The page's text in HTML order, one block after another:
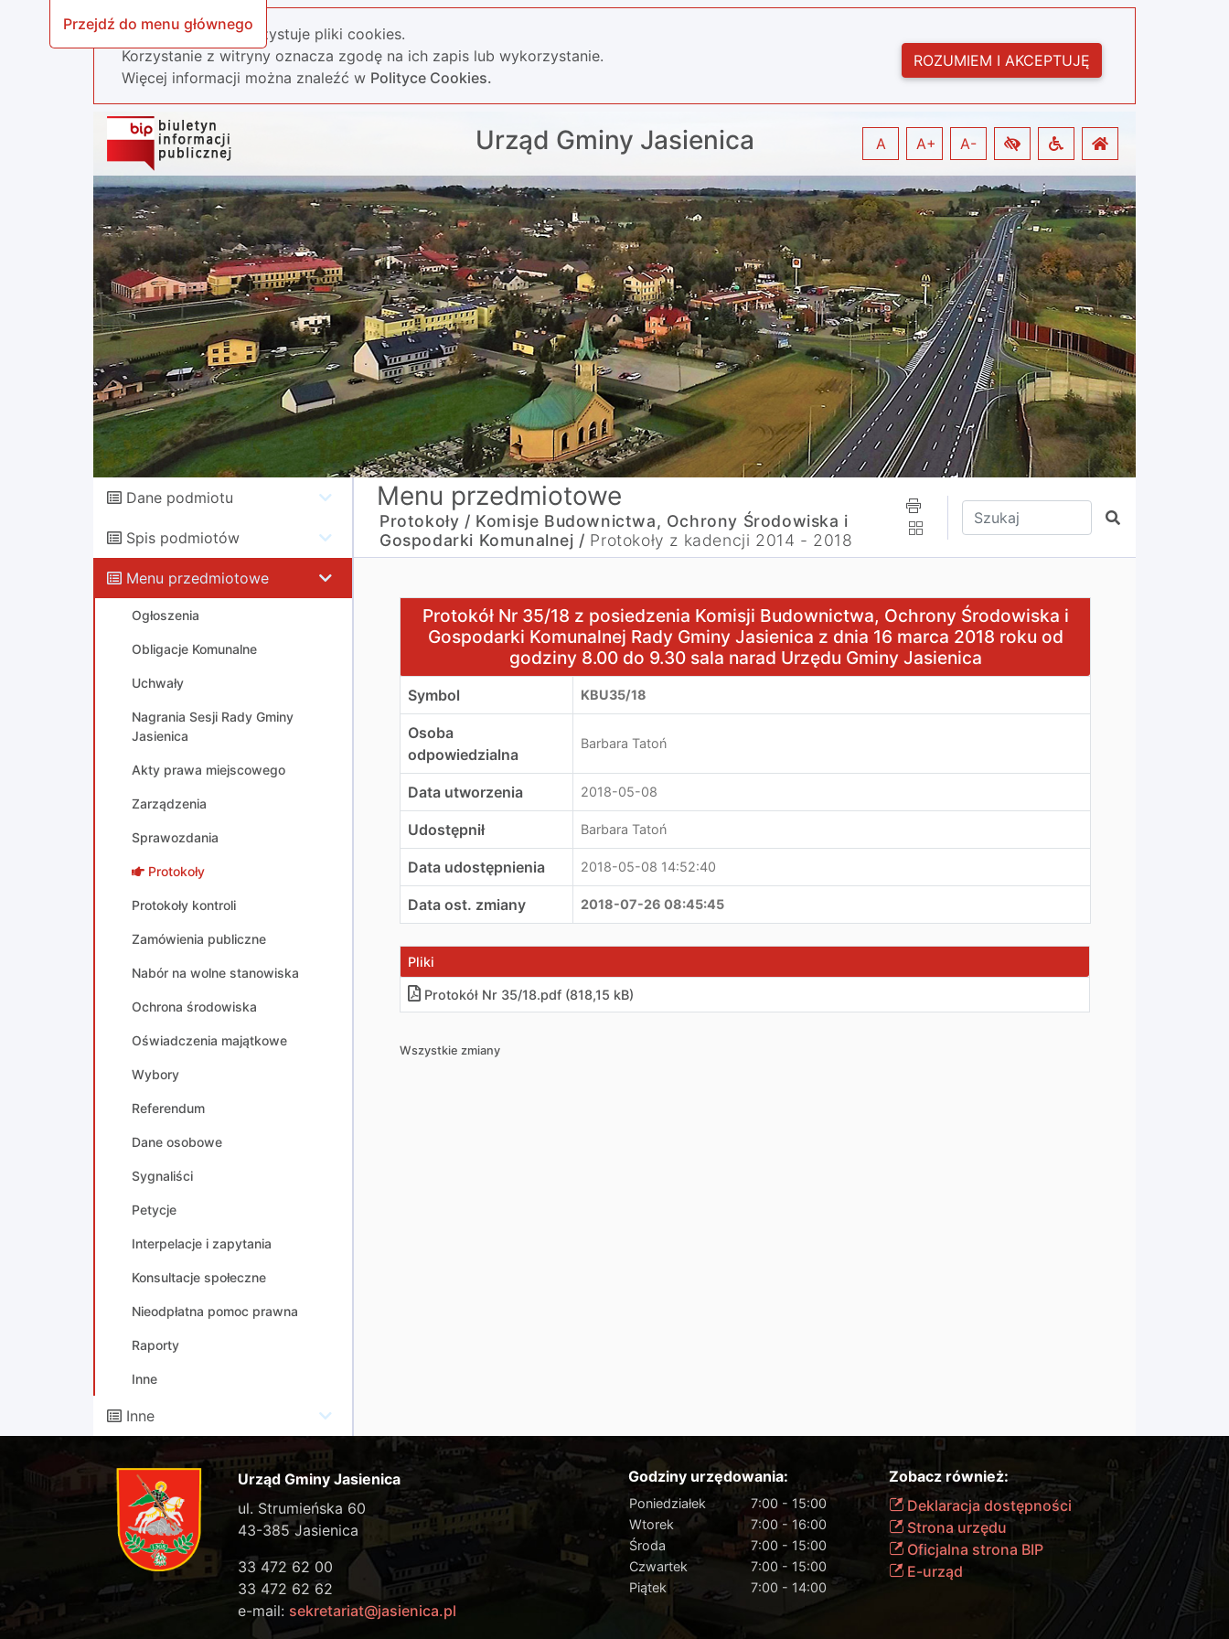
Przejdź do menu głównego
Nasza strona wykorzystuje pliki cookies.
Korzystanie z witryny oznacza zgodę na ich zapis lub wykorzystanie.
Więcej informacji można znaleźć w Polityce Cookies.
ROZUMIEM I AKCEPTUJĘ
Urząd Gminy Jasienica A A+ A-
Dane podmiotu
Spis podmiotów
Menu przedmiotowe
Ogłoszenia
Obligacje Komunalne
Uchwały
Nagrania Sesji Rady Gminy
Jasienica
Akty prawa miejscowego
Zarządzenia
Sprawozdania
Protokoły
Protokoły kontroli
Zamówienia publiczne
Nabór na wolne stanowiska
Ochrona środowiska
Oświadczenia majątkowe
Wybory
Referendum
Dane osobowe
Sygnaliści
Petycje
Interpelacje i zapytania
Konsultacje społeczne
Nieodpłatna pomoc prawna
Raporty
Inne
Inne
Menu przedmiotowe
Protokoły / Komisje Budownictwa, Ochrony Środowiska i
Gospodarki Komunalnej / Protokoły z kadencji 2014 - 2018
Wpisz tekst do wyszukania
Szukaj
Protokół Nr 35/18 z posiedzenia Komisji Budownictwa, Ochrony Środowiska i Gospodarki Komunalnej Rady Gminy
Protokół Nr 35/18 z posiedzenia Komisji Budownictwa, Ochrony Środowiska i
Gospodarki Komunalnej Rady Gminy Jasienica z dnia 16 marca 2018 roku od
godziny 8.00 do 9.30 sala narad Urzędu Gminy Jasienica
Symbol KBU35/18
Osoba
odpowiedzialna
Barbara Tatoń
Data utworzenia 2018-05-08
Udostępnił Barbara Tatoń
Data udostępnienia 2018-05-08 14:52:40
Data ost. zmiany 2018-07-26 08:45:45
Pliki
Protokół Nr 35/18.pdf (818,15 kB)
Wszystkie zmiany
Urząd Gminy Jasienica
ul. Strumieńska 60
43-385 Jasienica
33 472 62 00
33 472 62 62
e-mail: sekretariat@jasienica.pl
Godziny urzędowania:
Poniedziałek
7:00 - 15:00
Wtorek
7:00 - 16:00
Środa
7:00 - 15:00
Czwartek
7:00 - 15:00
Piątek
7:00 - 14:00
Zobacz również:
Deklaracja dostępności
Strona urzędu
Oficjalna strona BIP
E-urząd